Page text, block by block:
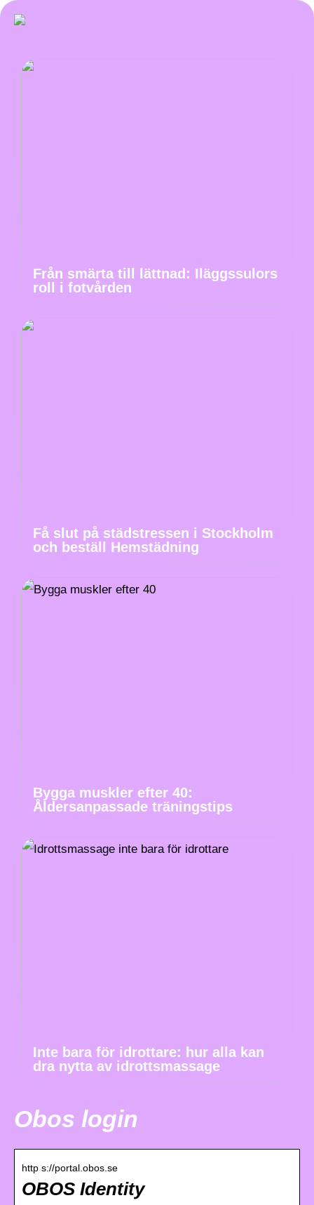
Från smärta till lättnad: Iläggssulors
roll i fotvården
Få slut på städstressen i Stockholm
och beställ Hemstädning
Bygga muskler efter 40:
Åldersanpassade träningstips
Inte bara för idrottare: hur alla kan
dra nytta av idrottsmassage
Obos login
http s://portal.obos.se
OBOS Identity